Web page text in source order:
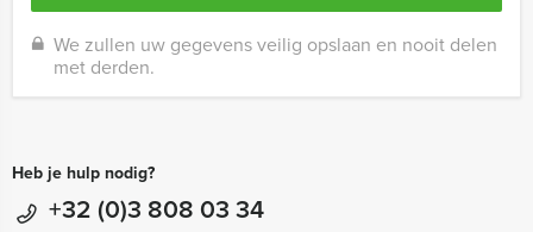
We zullen uw gegevens veilig opslaan en nooit delen
met derden.
Heb je hulp nodig?
+32 (0)3 808 03 34